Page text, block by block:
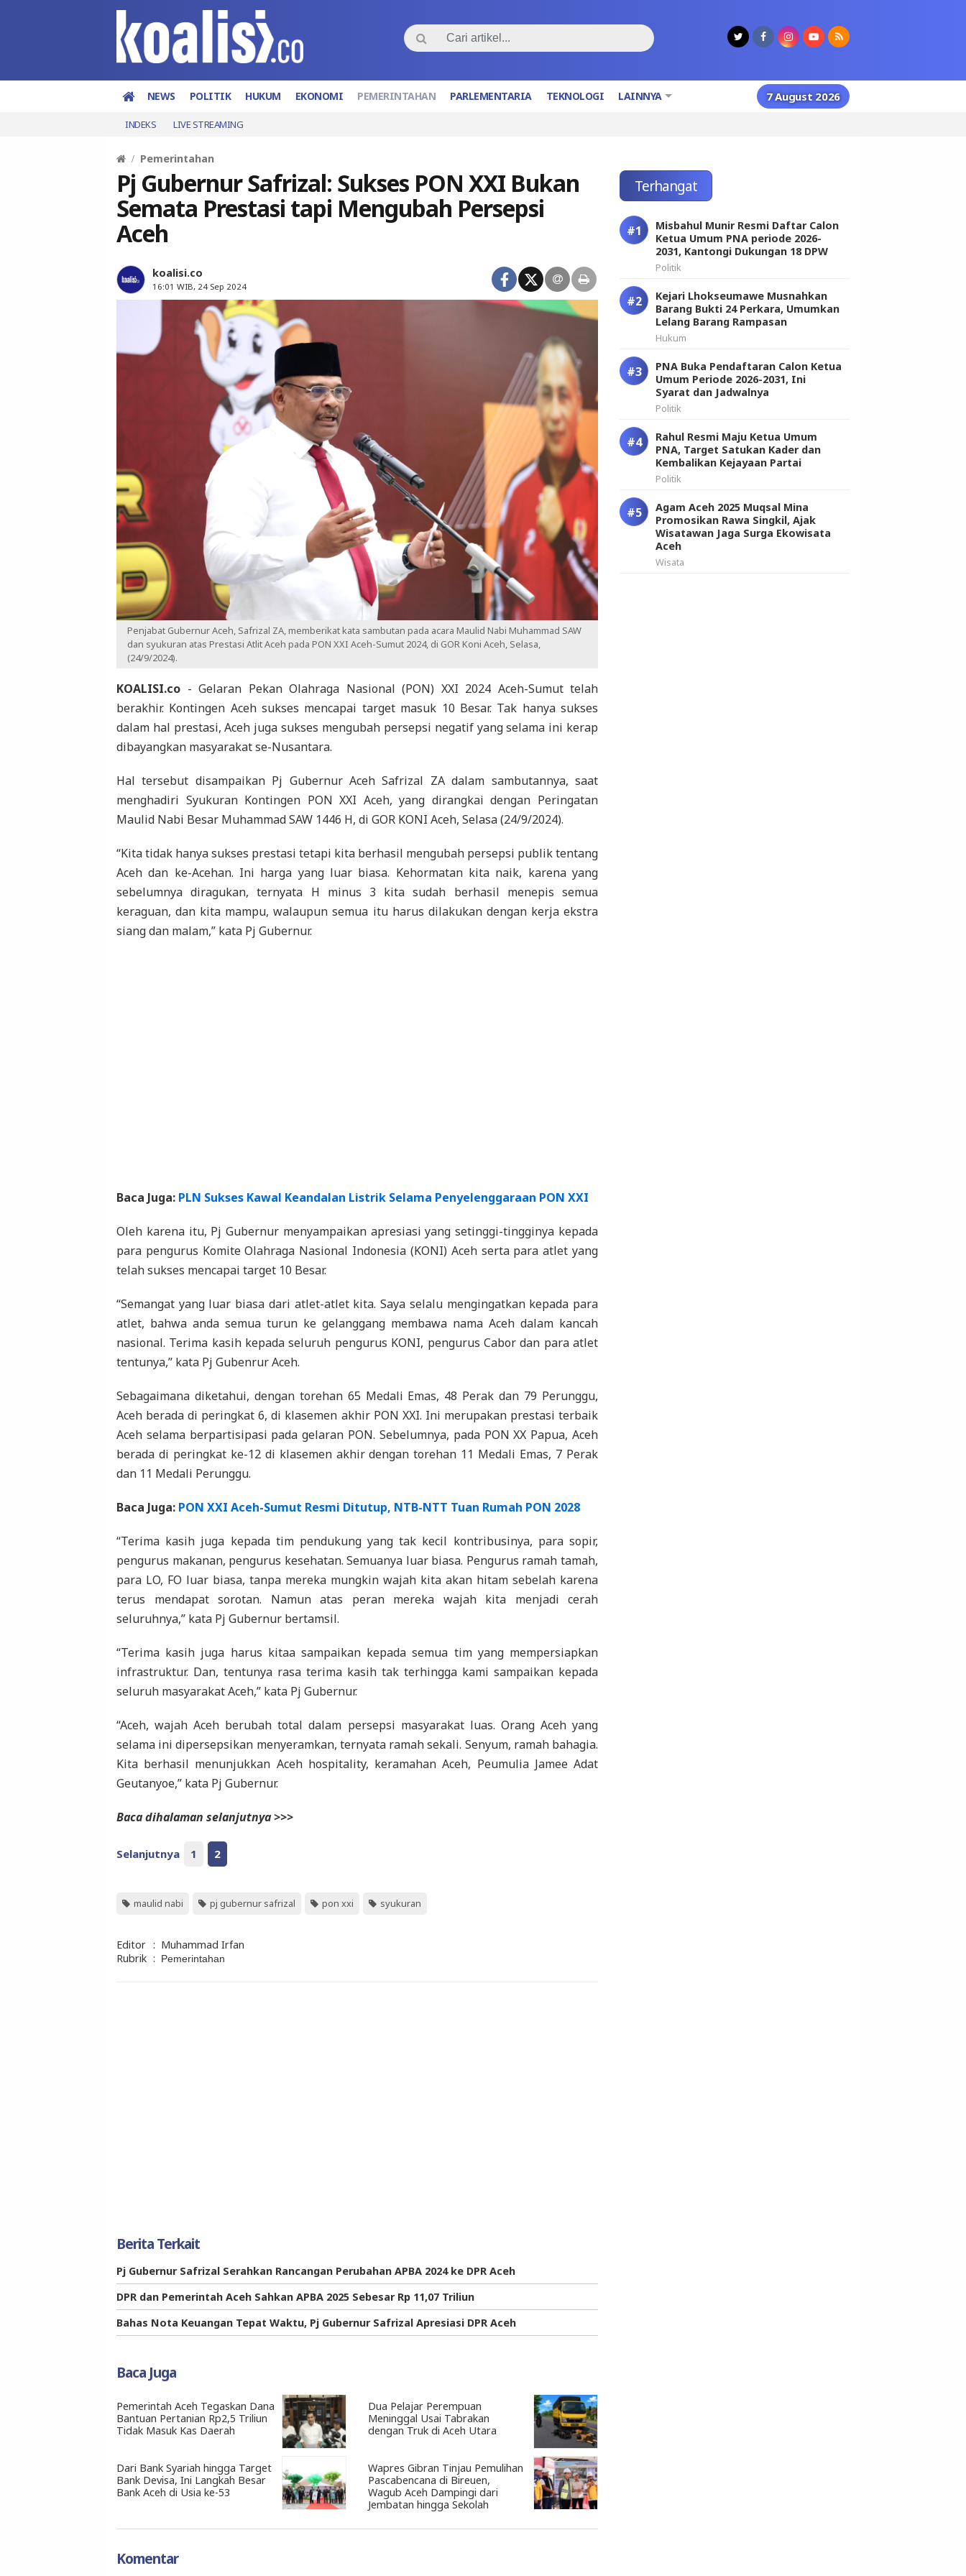
NEWS POLITIK HUKUM EKONOMI PEMERINTAHAN PARLEMENTARIA TEKNOLOGI LAINNYA 7 August 2026
INDEKS LIVE STREAMING
Pemerintahan
Pj Gubernur Safrizal: Sukses PON XXI Bukan
Semata Prestasi tapi Mengubah Persepsi
Aceh
koalisi.co
16:01 WIB, 24 Sep 2024
Penjabat Gubernur Aceh, Safrizal ZA, memberikat kata sambutan pada acara Maulid Nabi Muhammad SAW
dan syukuran atas Prestasi Atlit Aceh pada PON XXI Aceh-Sumut 2024, di GOR Koni Aceh, Selasa,
(24/9/2024).
KOALISI.co - Gelaran Pekan Olahraga Nasional (PON) XXI 2024 Aceh-Sumut telah
berakhir. Kontingen Aceh sukses mencapai target masuk 10 Besar. Tak hanya sukses
dalam hal prestasi, Aceh juga sukses mengubah persepsi negatif yang selama ini kerap
dibayangkan masyarakat se-Nusantara.
Hal tersebut disampaikan Pj Gubernur Aceh Safrizal ZA dalam sambutannya, saat
menghadiri Syukuran Kontingen PON XXI Aceh, yang dirangkai dengan Peringatan
Maulid Nabi Besar Muhammad SAW 1446 H, di GOR KONI Aceh, Selasa (24/9/2024).
“Kita tidak hanya sukses prestasi tetapi kita berhasil mengubah persepsi publik tentang
Aceh dan ke-Acehan. Ini harga yang luar biasa. Kehormatan kita naik, karena yang
sebelumnya diragukan, ternyata H minus 3 kita sudah berhasil menepis semua
keraguan, dan kita mampu, walaupun semua itu harus dilakukan dengan kerja ekstra
siang dan malam,” kata Pj Gubernur.
Baca Juga: PLN Sukses Kawal Keandalan Listrik Selama Penyelenggaraan PON XXI
Oleh karena itu, Pj Gubernur menyampaikan apresiasi yang setinggi-tingginya kepada
para pengurus Komite Olahraga Nasional Indonesia (KONI) Aceh serta para atlet yang
telah sukses mencapai target 10 Besar.
“Semangat yang luar biasa dari atlet-atlet kita. Saya selalu mengingatkan kepada para
atlet, bahwa anda semua turun ke gelanggang membawa nama Aceh dalam kancah
nasional. Terima kasih kepada seluruh pengurus KONI, pengurus Cabor dan para atlet
tentunya,” kata Pj Gubenrur Aceh.
Sebagaimana diketahui, dengan torehan 65 Medali Emas, 48 Perak dan 79 Perunggu,
Aceh berada di peringkat 6, di klasemen akhir PON XXI. Ini merupakan prestasi terbaik
Aceh selama berpartisipasi pada gelaran PON. Sebelumnya, pada PON XX Papua, Aceh
berada di peringkat ke-12 di klasemen akhir dengan torehan 11 Medali Emas, 7 Perak
dan 11 Medali Perunggu.
Baca Juga: PON XXI Aceh-Sumut Resmi Ditutup, NTB-NTT Tuan Rumah PON 2028
“Terima kasih juga kepada tim pendukung yang tak kecil kontribusinya, para sopir,
pengurus makanan, pengurus kesehatan. Semuanya luar biasa. Pengurus ramah tamah,
para LO, FO luar biasa, tanpa mereka mungkin wajah kita akan hitam sebelah karena
terus mendapat sorotan. Namun atas peran mereka wajah kita menjadi cerah
seluruhnya,” kata Pj Gubernur bertamsil.
“Terima kasih juga harus kitaa sampaikan kepada semua tim yang mempersiapkan
infrastruktur. Dan, tentunya rasa terima kasih tak terhingga kami sampaikan kepada
seluruh masyarakat Aceh,” kata Pj Gubernur.
“Aceh, wajah Aceh berubah total dalam persepsi masyarakat luas. Orang Aceh yang
selama ini dipersepsikan menyeramkan, ternyata ramah sekali. Senyum, ramah bahagia.
Kita berhasil menunjukkan Aceh hospitality, keramahan Aceh, Peumulia Jamee Adat
Geutanyoe,” kata Pj Gubernur.
Baca dihalaman selanjutnya >>>
Selanjutnya 1 2
maulid nabi pj gubernur safrizal pon xxi syukuran
Editor : Muhammad Irfan
Rubrik : Pemerintahan
Berita Terkait
Pj Gubernur Safrizal Serahkan Rancangan Perubahan APBA 2024 ke DPR Aceh
DPR dan Pemerintah Aceh Sahkan APBA 2025 Sebesar Rp 11,07 Triliun
Bahas Nota Keuangan Tepat Waktu, Pj Gubernur Safrizal Apresiasi DPR Aceh
Baca Juga
Pemerintah Aceh Tegaskan Dana
Bantuan Pertanian Rp2,5 Triliun
Tidak Masuk Kas Daerah
Dua Pelajar Perempuan
Meninggal Usai Tabrakan
dengan Truk di Aceh Utara
Dari Bank Syariah hingga Target
Bank Devisa, Ini Langkah Besar
Bank Aceh di Usia ke-53
Wapres Gibran Tinjau Pemulihan
Pascabencana di Bireuen,
Wagub Aceh Dampingi dari
Jembatan hingga Sekolah
Komentar
Terhangat
Misbahul Munir Resmi Daftar Calon
Ketua Umum PNA periode 2026-
2031, Kantongi Dukungan 18 DPW
Politik
Kejari Lhokseumawe Musnahkan
Barang Bukti 24 Perkara, Umumkan
Lelang Barang Rampasan
Hukum
PNA Buka Pendaftaran Calon Ketua
Umum Periode 2026-2031, Ini
Syarat dan Jadwalnya
Politik
Rahul Resmi Maju Ketua Umum
PNA, Target Satukan Kader dan
Kembalikan Kejayaan Partai
Politik
Agam Aceh 2025 Muqsal Mina
Promosikan Rawa Singkil, Ajak
Wisatawan Jaga Surga Ekowisata
Aceh
Wisata